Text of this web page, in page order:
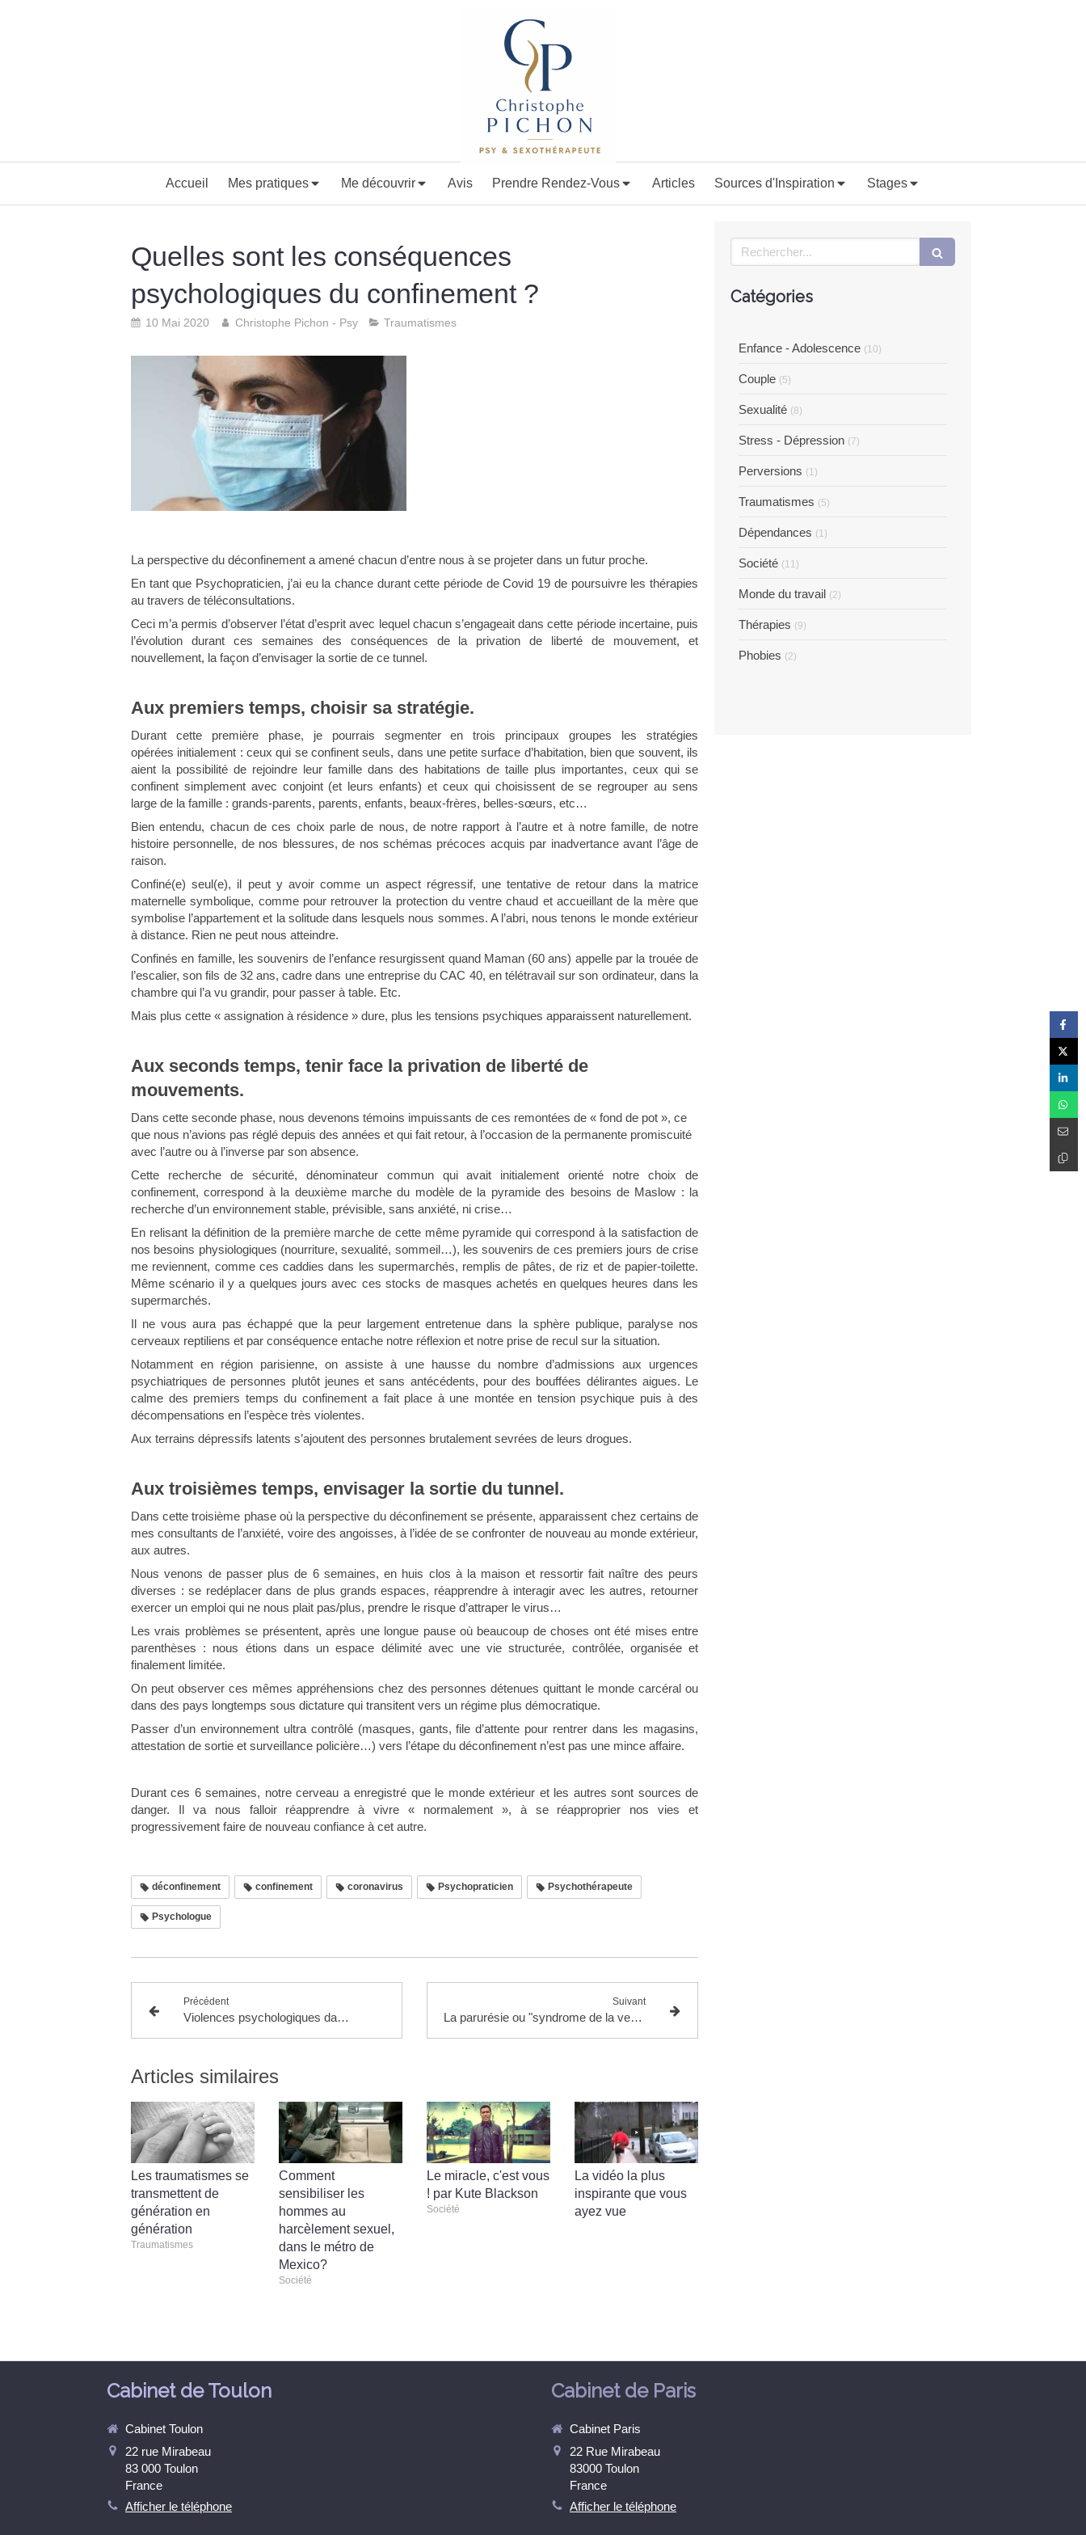
Accueil Mes pratiques Me découvrir Avis Prendre Rendez-Vous Articles Sources d'Inspiration Stages
Quelles sont les conséquences
psychologiques du confinement ?
10 Mai 2020 Christophe Pichon - Psy Traumatismes
La perspective du déconfinement a amené chacun d’entre nous à se projeter dans un futur proche.
En tant que Psychopraticien, j’ai eu la chance durant cette période de Covid 19 de poursuivre les thérapies
au travers de téléconsultations.
Ceci m’a permis d’observer l’état d’esprit avec lequel chacun s’engageait dans cette période incertaine, puis
l’évolution durant ces semaines des conséquences de la privation de liberté de mouvement, et
nouvellement, la façon d’envisager la sortie de ce tunnel.
Aux premiers temps, choisir sa stratégie.
Durant cette première phase, je pourrais segmenter en trois principaux groupes les stratégies
opérées initialement : ceux qui se confinent seuls, dans une petite surface d’habitation, bien que souvent, ils
aient la possibilité de rejoindre leur famille dans des habitations de taille plus importantes, ceux qui se
confinent simplement avec conjoint (et leurs enfants) et ceux qui choisissent de se regrouper au sens
large de la famille : grands-parents, parents, enfants, beaux-frères, belles-sœurs, etc…
Bien entendu, chacun de ces choix parle de nous, de notre rapport à l’autre et à notre famille, de notre
histoire personnelle, de nos blessures, de nos schémas précoces acquis par inadvertance avant l’âge de
raison.
Confiné(e) seul(e), il peut y avoir comme un aspect régressif, une tentative de retour dans la matrice
maternelle symbolique, comme pour retrouver la protection du ventre chaud et accueillant de la mère que
symbolise l’appartement et la solitude dans lesquels nous sommes. A l’abri, nous tenons le monde extérieur
à distance. Rien ne peut nous atteindre.
Confinés en famille, les souvenirs de l’enfance resurgissent quand Maman (60 ans) appelle par la trouée de
l’escalier, son fils de 32 ans, cadre dans une entreprise du CAC 40, en télétravail sur son ordinateur, dans la
chambre qui l’a vu grandir, pour passer à table. Etc.
Mais plus cette « assignation à résidence » dure, plus les tensions psychiques apparaissent naturellement.
Aux seconds temps, tenir face la privation de liberté de
mouvements.
Dans cette seconde phase, nous devenons témoins impuissants de ces remontées de « fond de pot », ce
que nous n’avions pas réglé depuis des années et qui fait retour, à l’occasion de la permanente promiscuité
avec l’autre ou à l’inverse par son absence.
Cette recherche de sécurité, dénominateur commun qui avait initialement orienté notre choix de
confinement, correspond à la deuxième marche du modèle de la pyramide des besoins de Maslow : la
recherche d’un environnement stable, prévisible, sans anxiété, ni crise…
En relisant la définition de la première marche de cette même pyramide qui correspond à la satisfaction de
nos besoins physiologiques (nourriture, sexualité, sommeil…), les souvenirs de ces premiers jours de crise
me reviennent, comme ces caddies dans les supermarchés, remplis de pâtes, de riz et de papier-toilette.
Même scénario il y a quelques jours avec ces stocks de masques achetés en quelques heures dans les
supermarchés.
Il ne vous aura pas échappé que la peur largement entretenue dans la sphère publique, paralyse nos
cerveaux reptiliens et par conséquence entache notre réflexion et notre prise de recul sur la situation.
Notamment en région parisienne, on assiste à une hausse du nombre d’admissions aux urgences
psychiatriques de personnes plutôt jeunes et sans antécédents, pour des bouffées délirantes aigues. Le
calme des premiers temps du confinement a fait place à une montée en tension psychique puis à des
décompensations en l’espèce très violentes.
Aux terrains dépressifs latents s’ajoutent des personnes brutalement sevrées de leurs drogues.
Aux troisièmes temps, envisager la sortie du tunnel.
Dans cette troisième phase où la perspective du déconfinement se présente, apparaissent chez certains de
mes consultants de l’anxiété, voire des angoisses, à l’idée de se confronter de nouveau au monde extérieur,
aux autres.
Nous venons de passer plus de 6 semaines, en huis clos à la maison et ressortir fait naître des peurs
diverses : se redéplacer dans de plus grands espaces, réapprendre à interagir avec les autres, retourner
exercer un emploi qui ne nous plait pas/plus, prendre le risque d’attraper le virus…
Les vrais problèmes se présentent, après une longue pause où beaucoup de choses ont été mises entre
parenthèses : nous étions dans un espace délimité avec une vie structurée, contrôlée, organisée et
finalement limitée.
On peut observer ces mêmes appréhensions chez des personnes détenues quittant le monde carcéral ou
dans des pays longtemps sous dictature qui transitent vers un régime plus démocratique.
Passer d’un environnement ultra contrôlé (masques, gants, file d’attente pour rentrer dans les magasins,
attestation de sortie et surveillance policière…) vers l’étape du déconfinement n’est pas une mince affaire.
Durant ces 6 semaines, notre cerveau a enregistré que le monde extérieur et les autres sont sources de
danger. Il va nous falloir réapprendre à vivre « normalement », à se réapproprier nos vies et
progressivement faire de nouveau confiance à cet autre.
déconfinement confinement coronavirus Psychopraticien Psychothérapeute
Psychologue
Précédent
Violences psychologiques dans le couple
Suivant
La parurésie ou "syndrome de la vessie timide"
Articles similaires
Les traumatismes se
transmettent de
génération en
génération
Traumatismes
Comment
sensibiliser les
hommes au
harcèlement sexuel,
dans le métro de
Mexico?
Société
Le miracle, c'est vous
! par Kute Blackson
Société
La vidéo la plus
inspirante que vous
ayez vue
Rechercher
Catégories
Enfance - Adolescence (10)
Couple (5)
Sexualité (8)
Stress - Dépression (7)
Perversions (1)
Traumatismes (5)
Dépendances (1)
Société (11)
Monde du travail (2)
Thérapies (9)
Phobies (2)
Cabinet de Toulon
Cabinet Toulon
22 rue Mirabeau
83 000 Toulon
France
Afficher le téléphone
Cabinet de Paris
Cabinet Paris
22 Rue Mirabeau
83000 Toulon
France
Afficher le téléphone